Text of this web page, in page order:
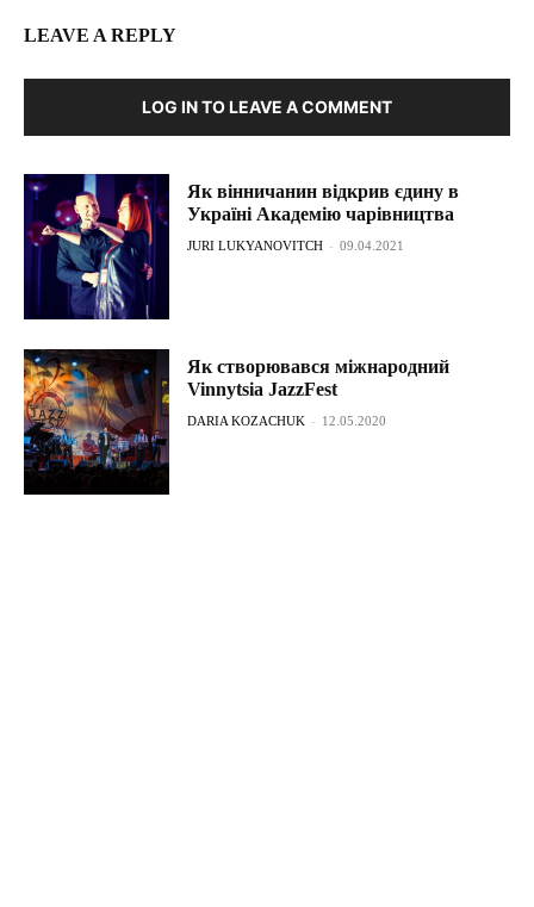
LEAVE A REPLY
LOG IN TO LEAVE A COMMENT
Як вінничанин відкрив єдину в
Україні Академію чарівництва
JURI LUKYANOVITCH - 09.04.2021
Як створювався міжнародний
Vinnytsia JazzFest
DARIA KOZACHUK - 12.05.2020